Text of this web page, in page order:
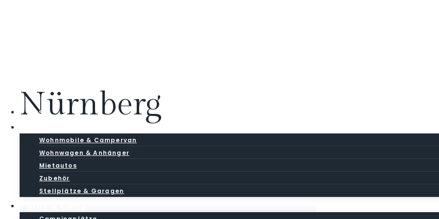
Base
Wohnmobile & Campervan
Wohnwagen & Anhänger
Mietautos
Zubehör
Stellplätze & Garagen
Nürnberg
gefundene Ergebnisse.